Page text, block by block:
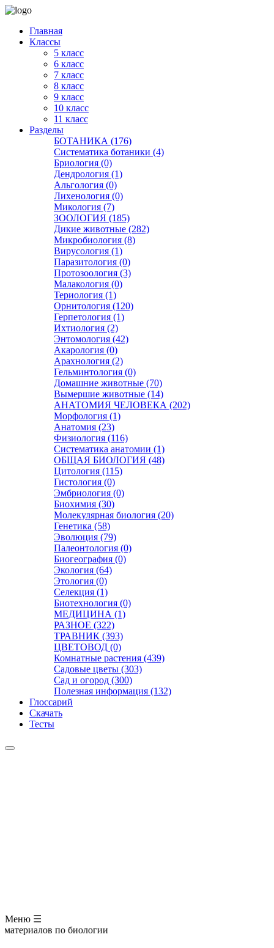
Главная
Классы
5 класс
6 класс
7 класс
8 класс
9 класс
10 класс
11 класс
Разделы
БОТАНИКА (176)
Систематика ботаники (4)
Бриология (0)
Дендрология (1)
Альгология (0)
Лихенология (0)
Микология (7)
ЗООЛОГИЯ (185)
Дикие животные (282)
Микробиология (8)
Вирусология (1)
Паразитология (0)
Протозоология (3)
Малакология (0)
Териология (1)
Орнитология (120)
Герпетология (1)
Ихтиология (2)
Энтомология (42)
Акарология (0)
Арахнология (2)
Гельминтология (0)
Домашние животные (70)
Вымершие животные (14)
АНАТОМИЯ ЧЕЛОВЕКА (202)
Морфология (1)
Анатомия (23)
Физиология (116)
Систематика анатомии (1)
ОБЩАЯ БИОЛОГИЯ (48)
Цитология (115)
Гистология (0)
Эмбриология (0)
Биохимия (30)
Молекулярная биология (20)
Генетика (58)
Эволюция (79)
Палеонтология (0)
Биогеография (0)
Экология (64)
Этология (0)
Селекция (1)
Биотехнология (0)
МЕДИЦИНА (1)
РАЗНОЕ (322)
ТРАВНИК (393)
ЦВЕТОВОД (0)
Комнатные растения (439)
Садовые цветы (303)
Сад и огород (300)
Полезная информация (132)
Глоссарий
Скачать
Тесты
Меню ☰
по биологии